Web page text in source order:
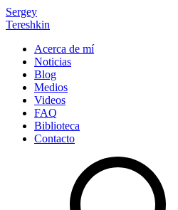
Sergey
Tereshkin
Acerca de mí
Noticias
Blog
Medios
Videos
FAQ
Biblioteca
Contacto